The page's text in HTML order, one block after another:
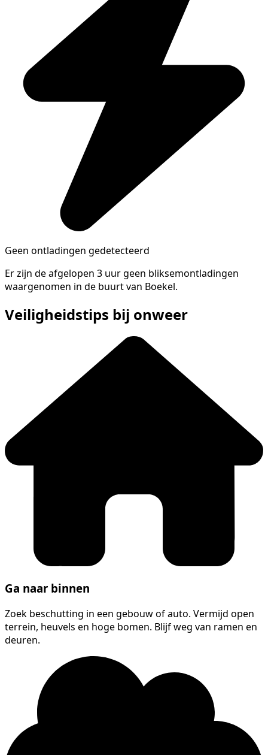
Geen ontladingen gedetecteerd
Er zijn de afgelopen 3 uur geen bliksemontladingen
waargenomen in de buurt van Boekel.
Veiligheidstips bij onweer
Ga naar binnen
Zoek beschutting in een gebouw of auto. Vermijd open
terrein, heuvels en hoge bomen. Blijf weg van ramen en
deuren.